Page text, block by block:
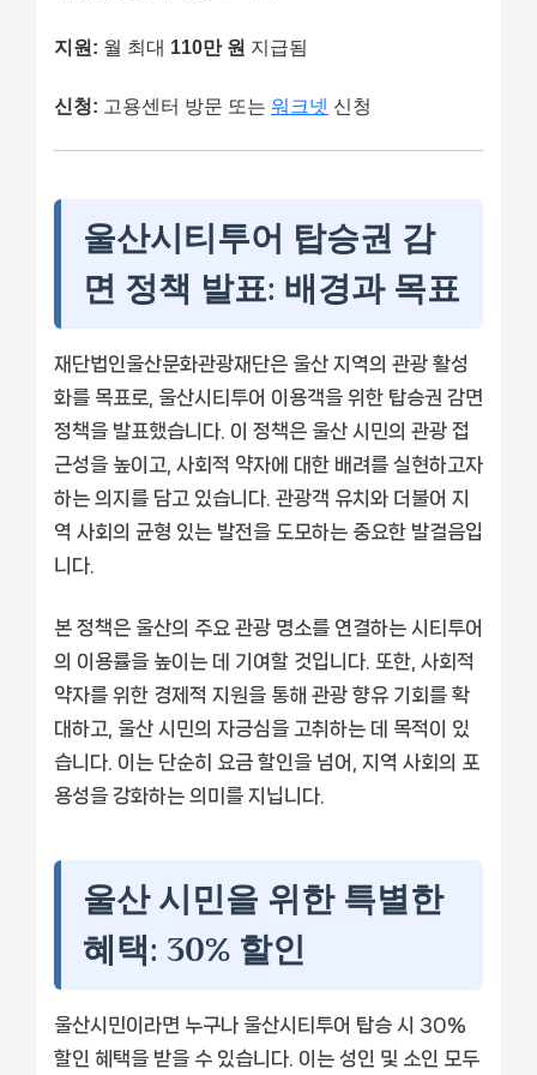
지원: 월 최대 110만 원 지급됨
신청: 고용센터 방문 또는 워크넷 신청
울산시티투어 탑승권 감
면 정책 발표: 배경과 목표
재단법인울산문화관광재단은 울산 지역의 관광 활성
화를 목표로, 울산시티투어 이용객을 위한 탑승권 감면
정책을 발표했습니다. 이 정책은 울산 시민의 관광 접
근성을 높이고, 사회적 약자에 대한 배려를 실현하고자
하는 의지를 담고 있습니다. 관광객 유치와 더불어 지
역 사회의 균형 있는 발전을 도모하는 중요한 발걸음입
니다.
본 정책은 울산의 주요 관광 명소를 연결하는 시티투어
의 이용률을 높이는 데 기여할 것입니다. 또한, 사회적
약자를 위한 경제적 지원을 통해 관광 향유 기회를 확
대하고, 울산 시민의 자긍심을 고취하는 데 목적이 있
습니다. 이는 단순히 요금 할인을 넘어, 지역 사회의 포
용성을 강화하는 의미를 지닙니다.
울산 시민을 위한 특별한
혜택: 30% 할인
울산시민이라면 누구나 울산시티투어 탑승 시 30%
할인 혜택을 받을 수 있습니다. 이는 성인 및 소인 모두